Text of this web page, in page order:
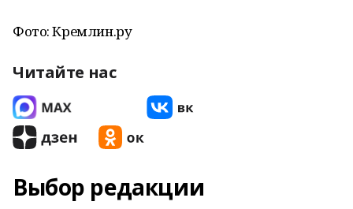
Фото: Кремлин.ру
Читайте нас
Выбор редакции